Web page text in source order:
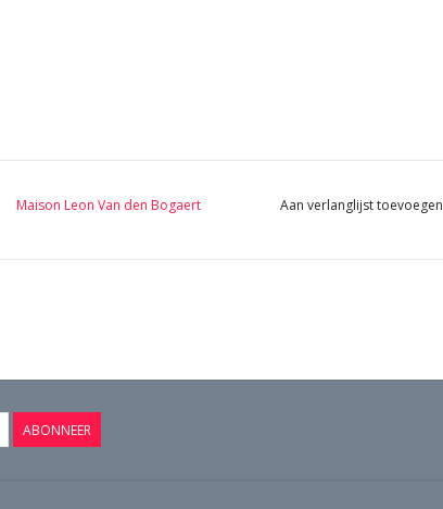
Maison Leon Van den Bogaert Aan verlanglijst toevoegen
ABONNEER